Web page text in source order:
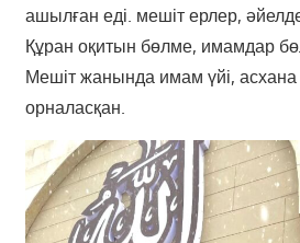
ашылған еді. мешіт ерлер,
Құран оқитын бөлме, имамдар
Мешіт жанында имам үйі,
орналасқан.